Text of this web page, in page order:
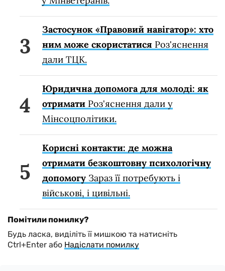
Застосунок «Правовий навігатор»: хто
ним може скористатися Роз'яснення
дали ТЦК.
Юридична допомога для молоді: як
отримати Роз'яснення дали у
Мінсоцполітики.
Корисні контакти: де можна
отримати безкоштовну психологічну
допомогу Зараз її потребують і
військові, і цивільні.
Помітили помилку?
Будь ласка, виділіть її мишкою та натисніть
Ctrl+Enter або Надіслати помилку